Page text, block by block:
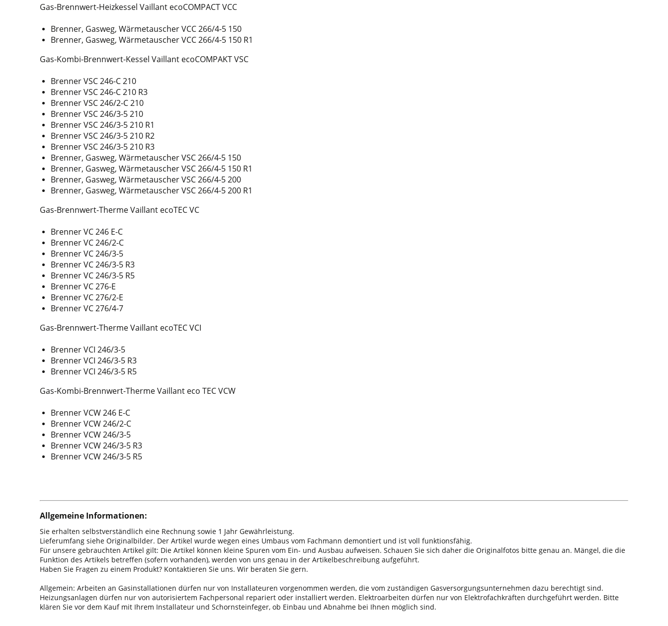
Gas-Brennwert-Heizkessel Vaillant ecoCOMPACT VCC
Brenner, Gasweg, Wärmetauscher VCC 266/4-5 150
Brenner, Gasweg, Wärmetauscher VCC 266/4-5 150 R1
Gas-Kombi-Brennwert-Kessel Vaillant ecoCOMPAKT VSC
Brenner VSC 246-C 210
Brenner VSC 246-C 210 R3
Brenner VSC 246/2-C 210
Brenner VSC 246/3-5 210
Brenner VSC 246/3-5 210 R1
Brenner VSC 246/3-5 210 R2
Brenner VSC 246/3-5 210 R3
Brenner, Gasweg, Wärmetauscher VSC 266/4-5 150
Brenner, Gasweg, Wärmetauscher VSC 266/4-5 150 R1
Brenner, Gasweg, Wärmetauscher VSC 266/4-5 200
Brenner, Gasweg, Wärmetauscher VSC 266/4-5 200 R1
Gas-Brennwert-Therme Vaillant ecoTEC VC
Brenner VC 246 E-C
Brenner VC 246/2-C
Brenner VC 246/3-5
Brenner VC 246/3-5 R3
Brenner VC 246/3-5 R5
Brenner VC 276-E
Brenner VC 276/2-E
Brenner VC 276/4-7
Gas-Brennwert-Therme Vaillant ecoTEC VCI
Brenner VCI 246/3-5
Brenner VCI 246/3-5 R3
Brenner VCI 246/3-5 R5
Gas-Kombi-Brennwert-Therme Vaillant eco TEC VCW
Brenner VCW 246 E-C
Brenner VCW 246/2-C
Brenner VCW 246/3-5
Brenner VCW 246/3-5 R3
Brenner VCW 246/3-5 R5
Allgemeine Informationen:
Sie erhalten selbstverständlich eine Rechnung sowie 1 Jahr Gewährleistung.
Lieferumfang siehe Originalbilder. Der Artikel wurde wegen eines Umbaus vom Fachmann demontiert und ist voll funktionsfähig.
Für unsere gebrauchten Artikel gilt: Die Artikel können kleine Spuren vom Ein- und Ausbau aufweisen. Schauen Sie sich daher die Originalfotos bitte genau an. Mängel, die die
Funktion des Artikels betreffen (sofern vorhanden), werden von uns genau in der Artikelbeschreibung aufgeführt.
Haben Sie Fragen zu einem Produkt? Kontaktieren Sie uns. Wir beraten Sie gern.
Allgemein: Arbeiten an Gasinstallationen dürfen nur von Installateuren vorgenommen werden, die vom zuständigen Gasversorgungsunternehmen dazu berechtigt sind.
Heizungsanlagen dürfen nur von autorisiertem Fachpersonal repariert oder installiert werden. Elektroarbeiten dürfen nur von Elektrofachkräften durchgeführt werden. Bitte
klären Sie vor dem Kauf mit Ihrem Installateur und Schornsteinfeger, ob Einbau und Abnahme bei Ihnen möglich sind.